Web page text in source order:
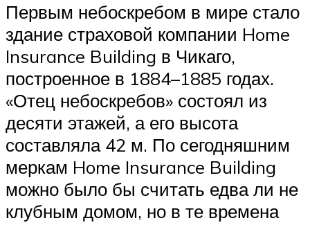
Первым небоскребом в мире стало
здание страховой компании Home
Insurance Building в Чикаго,
построенное в 1884–1885 годах.
«Отец небоскребов» состоял из
десяти этажей, а его высота
составляла 42 м. По сегодняшним
меркам Home Insurance Building
можно было бы считать едва ли не
клубным домом, но в те времена